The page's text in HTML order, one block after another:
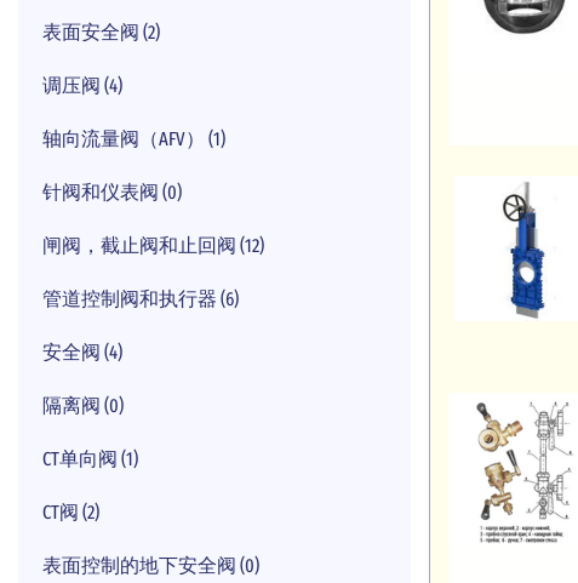
表面安全阀 (2)
调压阀 (4)
轴向流量阀（AFV） (1)
针阀和仪表阀 (0)
闸阀，截止阀和止回阀 (12)
管道控制阀和执行器 (6)
安全阀 (4)
隔离阀 (0)
CT单向阀 (1)
CT阀 (2)
表面控制的地下安全阀 (0)